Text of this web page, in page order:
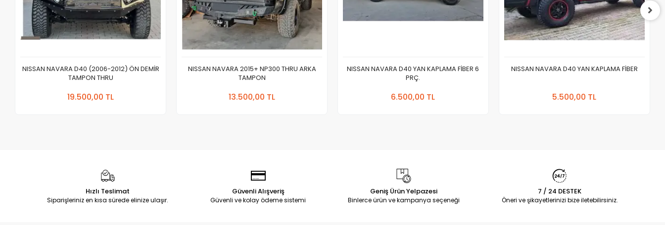
NISSAN NAVARA D40 (2006-2012) ÖN DEMİR
TAMPON THRU
19.500,00 TL
NISSAN NAVARA 2015+ NP300 THRU ARKA
TAMPON
13.500,00 TL
NISSAN NAVARA D40 YAN KAPLAMA FİBER 6
PRÇ.
6.500,00 TL
NISSAN NAVARA D40 YAN KAPLAMA FİBER
5.500,00 TL
Hızlı Teslimat
Siparişleriniz en kısa sürede elinize ulaşır.
Güvenli Alışveriş
Güvenli ve kolay ödeme sistemi
Geniş Ürün Yelpazesi
Binlerce ürün ve kampanya seçeneği
7 / 24 DESTEK
Öneri ve şikayetlerinizi bize iletebilirsiniz.